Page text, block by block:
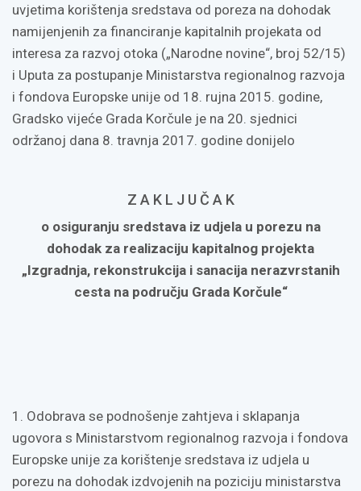
uvjetima korištenja sredstava od poreza na dohodak
namijenjenih za financiranje kapitalnih projekata od
interesa za razvoj otoka („Narodne novine“, broj 52/15)
i Uputa za postupanje Ministarstva regionalnog razvoja
i fondova Europske unije od 18. rujna 2015. godine,
Gradsko vijeće Grada Korčule je na 20. sjednici
održanoj dana 8. travnja 2017. godine donijelo
Z A K L J U Č A K
o osiguranju sredstava iz udjela u porezu na
dohodak za realizaciju kapitalnog projekta
„Izgradnja, rekonstrukcija i sanacija nerazvrstanih
cesta na području Grada Korčule“
1. Odobrava se podnošenje zahtjeva i sklapanja
ugovora s Ministarstvom regionalnog razvoja i fondova
Europske unije za korištenje sredstava iz udjela u
porezu na dohodak izdvojenih na poziciju ministarstva